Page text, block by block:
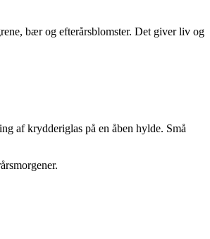
bær og efterårsblomster. Det giver liv og
af krydderiglas på en åben hylde. Små